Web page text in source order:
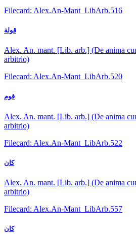
Filecard: Alex.An-Mant_LibArb.516
قولة
Alex. An. mant. [Lib. arb.] (De anima
arbitrio)
Filecard: Alex.An-Mant_LibArb.520
قوم
Alex. An. mant. [Lib. arb.] (De anima
arbitrio)
Filecard: Alex.An-Mant_LibArb.522
كان
Alex. An. mant. [Lib. arb.] (De anima
arbitrio)
Filecard: Alex.An-Mant_LibArb.557
كان